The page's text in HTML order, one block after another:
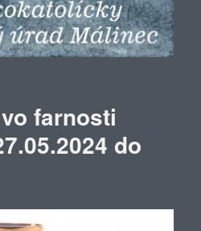
farnosti
do